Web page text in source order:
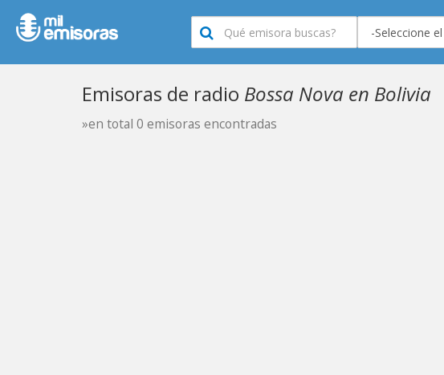
Emisoras de radio Bossa Nova en Bolivia
»en total 0 emisoras encontradas